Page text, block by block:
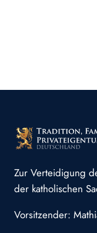
Zur Verteidigung
der katholischen
Vorsitzender: